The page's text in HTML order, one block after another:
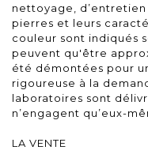
nettoyage,
pierres et leurs
couleur sont indiqués
peuvent qu'être
été démontées pour
rigoureuse à la
laboratoires sont
n’engagent qu’eux-
LA VENTE